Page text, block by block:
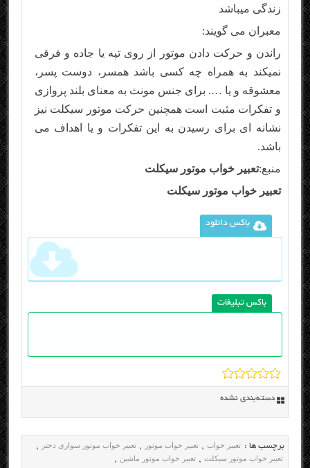
زندگی میباشد
معبران می گویند:
راندن و حرکت دادن موتور از روی تپه یا جاده و فرقی
نمیکند به همراه چه کسی باشد همسر، دوست پسر،
معشوقه و یا …. برای جنس مونث به معنای بلند پروازی
و تفکرات مثبت است همچنین حرکت موتور سیکلت نیز
نشانه ای برای رسیدن به این تفکرات و یا اهداف می
باشد.
منبع:تعبیر خواب موتور سیکلت
تعبیر خواب موتور سیکلت
باکس دانلود
باکس تبلیغات
دسته‌بندی نشده
برچسب ها : تعبیر خواب , تعبیر خواب موتور , تعبیر خواب موتور سواری دختر ,
تعبیر خواب موتور سیکلت , تعبیر خواب موتور ماشین ,